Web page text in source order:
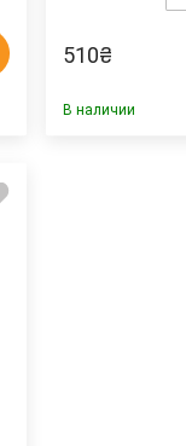
510₴
В наличии